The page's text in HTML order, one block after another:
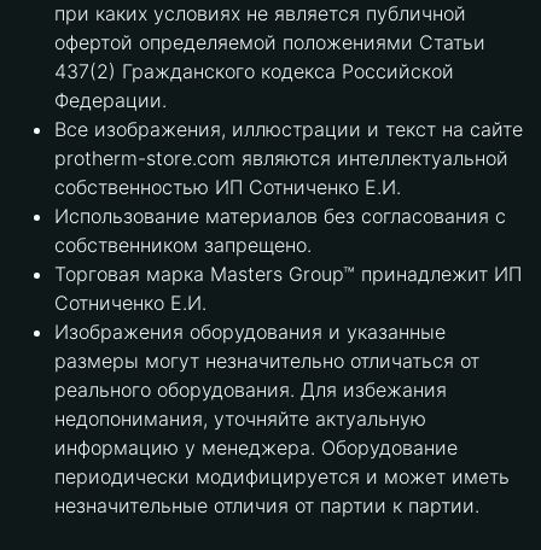
при каких условиях не является публичной
офертой определяемой положениями Статьи
437(2) Гражданского кодекса Российской
Федерации.
Все изображения, иллюстрации и текст на сайте
protherm-store.com являются интеллектуальной
собственностью ИП Сотниченко Е.И.
Использование материалов без согласования с
собственником запрещено.
Торговая марка Masters Group™ принадлежит ИП
Сотниченко Е.И.
Изображения оборудования и указанные
размеры могут незначительно отличаться от
реального оборудования. Для избежания
недопонимания, уточняйте актуальную
информацию у менеджера. Оборудование
периодически модифицируется и может иметь
незначительные отличия от партии к партии.